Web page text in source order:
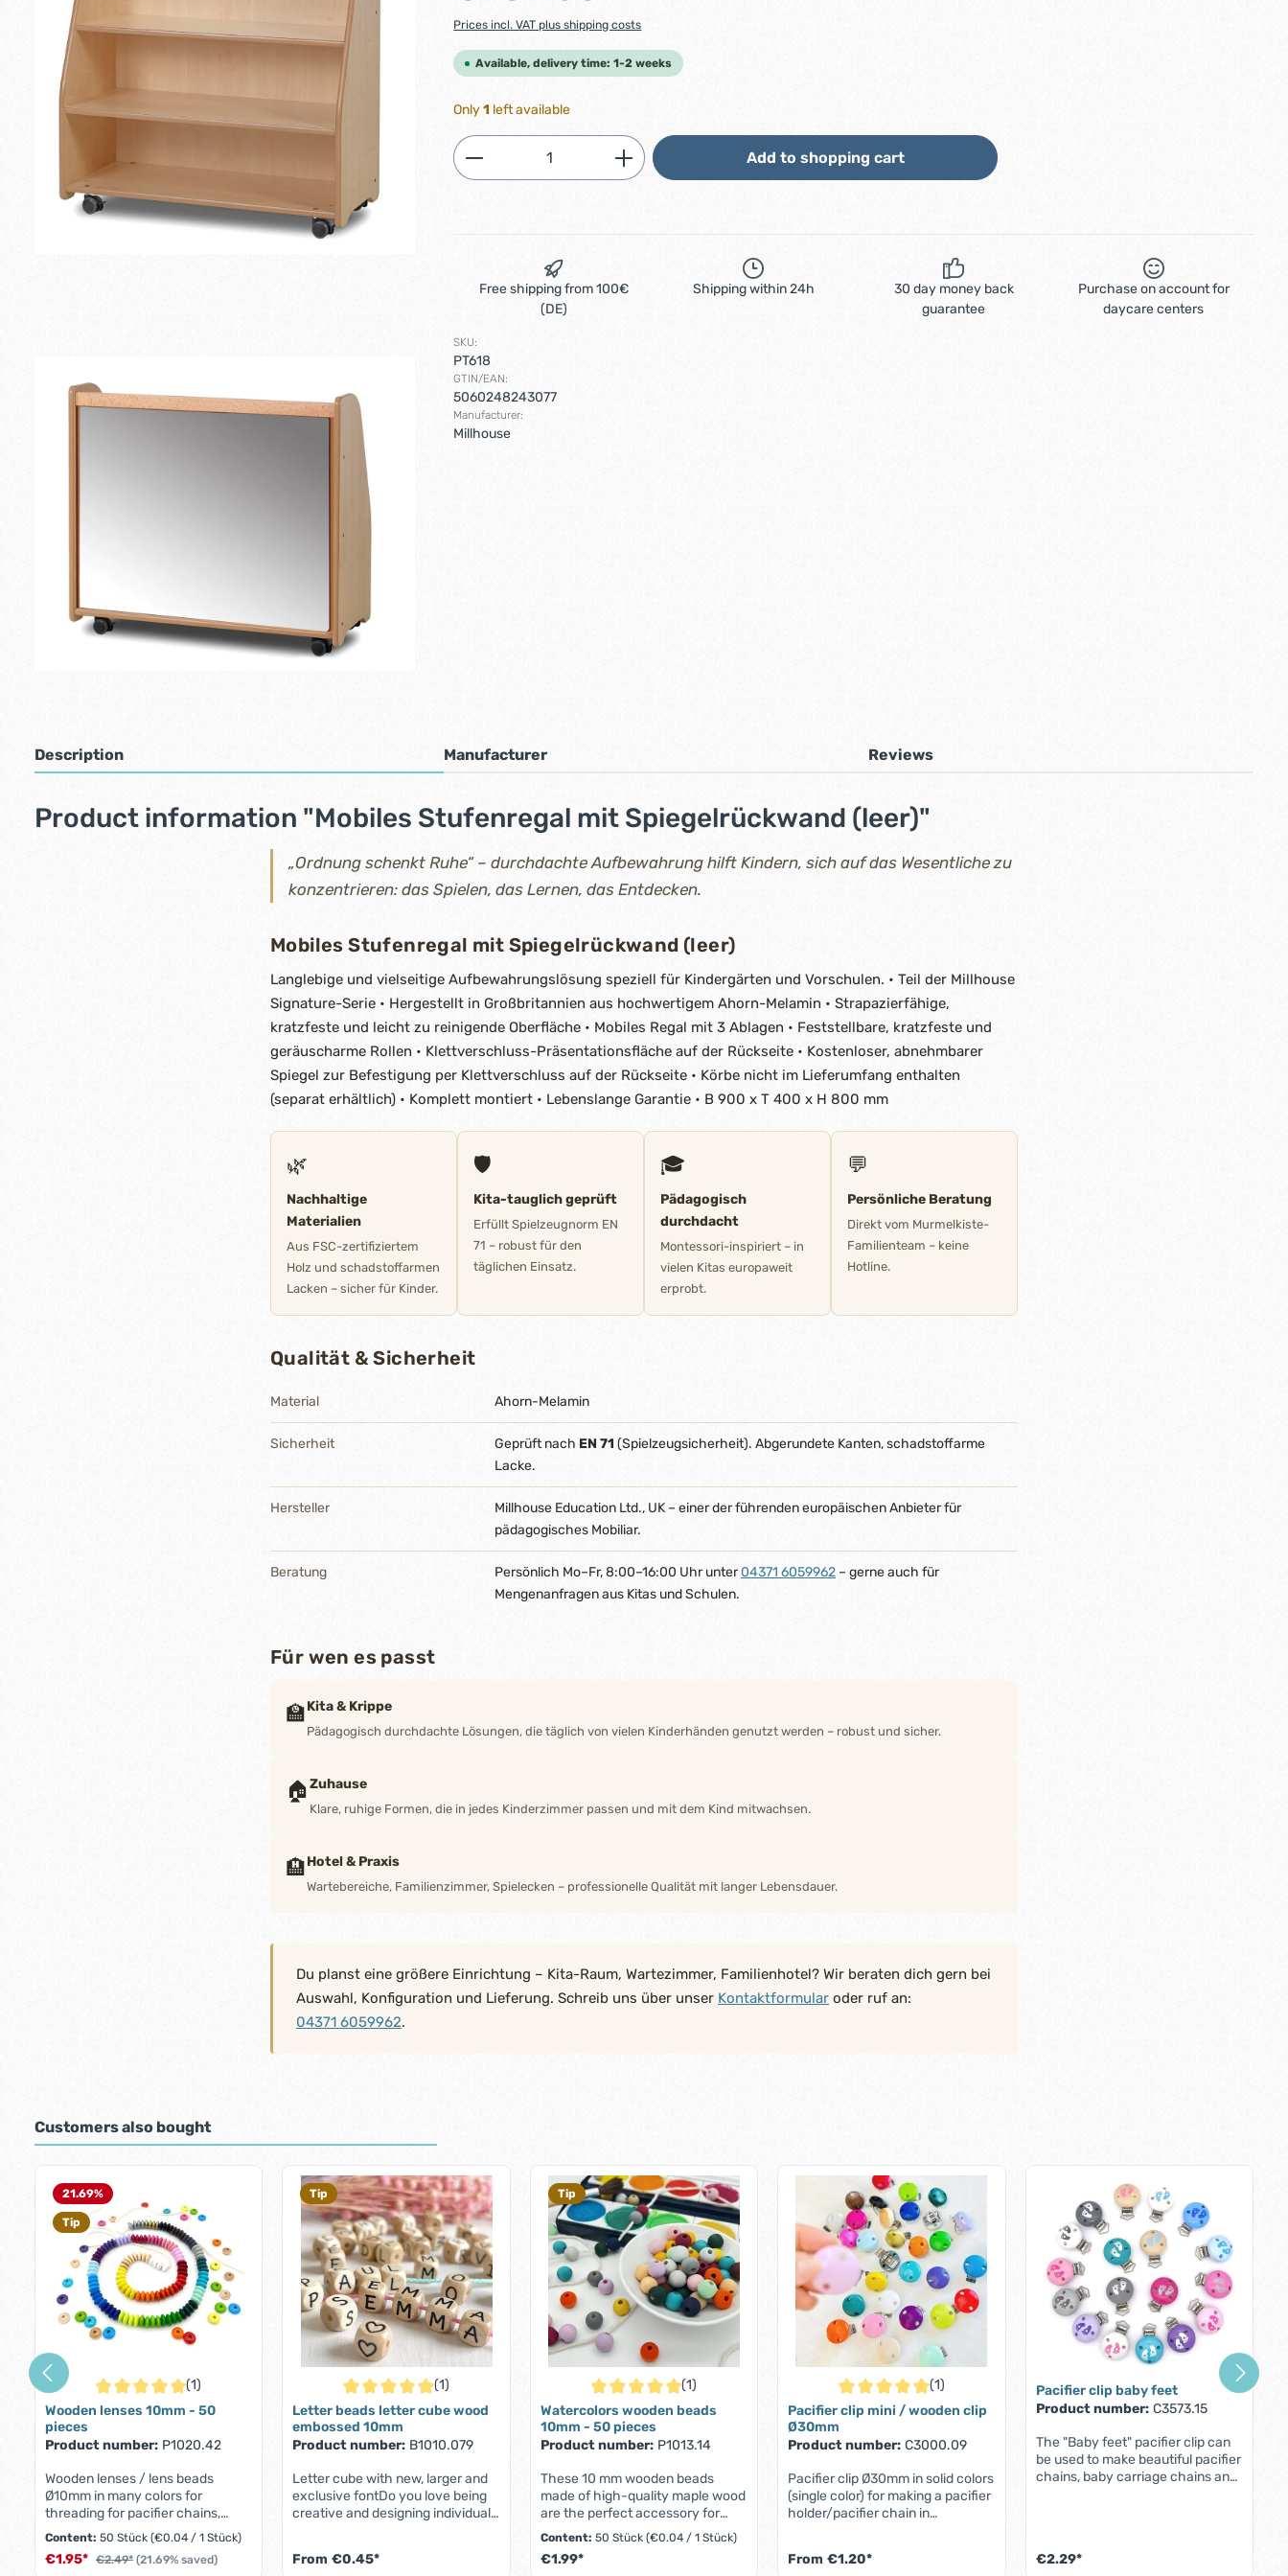
Prices incl. VAT plus shipping costs
Available, delivery time: 1-2 weeks
Only1 left available
Product Quantity: Enter the desired amount or use the buttons to increase or
Add to shopping cart
Free shipping from 100€
(DE)
Shipping within 24h
30 day money back
guarantee
Purchase on account for
daycare centers
SKU:
PT618
GTIN/EAN:
5060248243077
Manufacturer:
Millhouse
Description Manufacturer Reviews
Product information "Mobiles Stufenregal mit Spiegelrückwand (leer)"
„Ordnung schenkt Ruhe“ – durchdachte Aufbewahrung hilft Kindern, sich auf das Wesentliche zu
konzentrieren: das Spielen, das Lernen, das Entdecken.
Mobiles Stufenregal mit Spiegelrückwand (leer)
Langlebige und vielseitige Aufbewahrungslösung speziell für Kindergärten und Vorschulen. • Teil der Millhouse
Signature-Serie • Hergestellt in Großbritannien aus hochwertigem Ahorn-Melamin • Strapazierfähige,
kratzfeste und leicht zu reinigende Oberfläche • Mobiles Regal mit 3 Ablagen • Feststellbare, kratzfeste und
geräuscharme Rollen • Klettverschluss-Präsentationsfläche auf der Rückseite • Kostenloser, abnehmbarer
Spiegel zur Befestigung per Klettverschluss auf der Rückseite • Körbe nicht im Lieferumfang enthalten
(separat erhältlich) • Komplett montiert • Lebenslange Garantie • B 900 x T 400 x H 800 mm
🌿
Nachhaltige
Materialien
Aus FSC-zertifiziertem
Holz und schadstoffarmen
Lacken – sicher für Kinder.
🛡️
Kita-tauglich geprüft
Erfüllt Spielzeugnorm EN
71 – robust für den
täglichen Einsatz.
🎓
Pädagogisch
durchdacht
Montessori-inspiriert – in
vielen Kitas europaweit
erprobt.
💬
Persönliche Beratung
Direkt vom Murmelkiste-
Familienteam – keine
Hotline.
Qualität & Sicherheit
Material Ahorn-Melamin
Sicherheit Geprüft nach EN 71 (Spielzeugsicherheit). Abgerundete Kanten, schadstoffarme
Lacke.
Hersteller
Millhouse Education Ltd., UK – einer der führenden europäischen Anbieter für
pädagogisches Mobiliar.
Beratung Persönlich Mo–Fr, 8:00–16:00 Uhr unter04371 6059962 – gerne auch für
Mengenanfragen aus Kitas und Schulen.
Für wen es passt
🏫Kita & Krippe
Pädagogisch durchdachte Lösungen, die täglich von vielen Kinderhänden genutzt werden – robust und sicher.
🏠Zuhause
Klare, ruhige Formen, die in jedes Kinderzimmer passen und mit dem Kind mitwachsen.
🏨Hotel & Praxis
Wartebereiche, Familienzimmer, Spielecken – professionelle Qualität mit langer Lebensdauer.
Du planst eine größere Einrichtung – Kita-Raum, Wartezimmer, Familienhotel? Wir beraten dich gern bei
Auswahl, Konfiguration und Lieferung. Schreib uns über unser Kontaktformular oder ruf an:
04371 6059962.
Customers also bought
21.69%
Tip
Average rating of 5 out of 5 stars
(1)
Wooden lenses 10mm - 50
pieces
Product number: P1020.42
Wooden lenses / lens beads
Ø10mm in many colors for
threading for pacifier chains,
children and baby toys. Best
quality from German production.
These wooden lenses are
Content:50 Stück(€0.04 / 1 Stück)
€1.95* €2.49* (21.69% saved)
Tip
Average rating of 5 out of 5 stars
(1)
Letter beads letter cube wood
embossed 10mm
Product number: B1010.079
Letter cube with new, larger and
exclusive fontDo you love being
creative and designing individual
make great things with these
From €0.45*
Tip
Average rating of 5 out of 5 stars
(1)
Watercolors wooden beads
10mm - 50 pieces
Product number: P1013.14
These 10 mm wooden beads
made of high-quality maple wood
are the perfect accessory for
handmade pieces of jewelry -
such as pacifier chains, bracelets
or cell phone chains. With an
Content: 50 Stück (€0.04 / 1 Stück)
€1.99*
Average rating of 5 out of 5 stars
(1)
Pacifier clip mini / wooden clip
Ø30mm
Product number: C3000.09
Pacifier clip Ø30mm in solid colors
(single color) for making a pacifier
holder/pacifier chain in
Features:The extra small pacifier
From €1.20*
Pacifier clip baby feet
Product number: C3573.15
The "Baby feet" pacifier clip can
be used to make beautiful pacifier
chains, baby carriage chains and
now and make your baby or a
€2.29*